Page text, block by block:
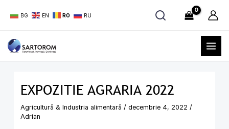
BG EN RO RU
EXPOZITIE AGRARIA 2022
Agricultură & Industria alimentară / decembrie 4, 2022 /
Adrian